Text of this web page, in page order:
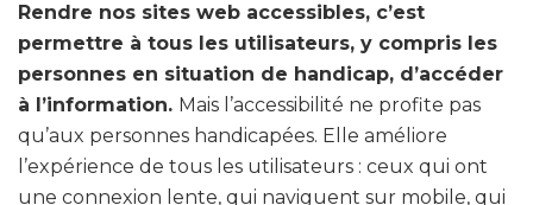
Rendre nos sites web accessibles, c’est
permettre à tous les utilisateurs, y compris les
personnes en situation de handicap, d’accéder
à l’information. Mais l’accessibilité ne profite pas
qu’aux personnes handicapées. Elle améliore
l’expérience de tous les utilisateurs : ceux qui ont
une connexion lente, qui naviguent sur mobile, qui